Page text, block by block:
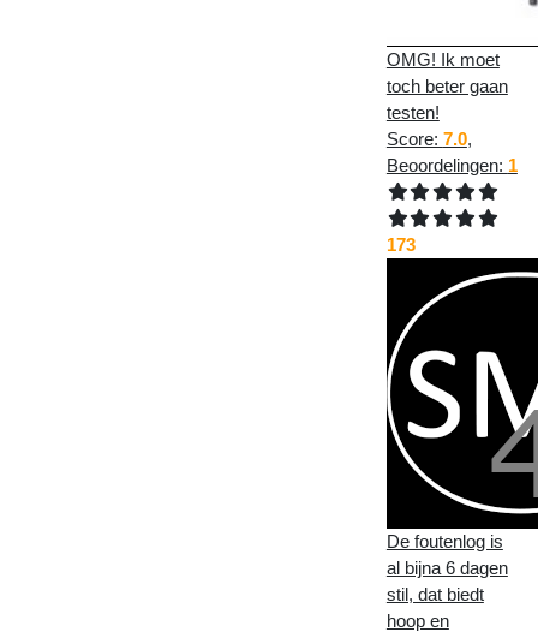
OMG! Ik moet
toch beter gaan
testen!
Score: 7.0,
Beoordelingen: 1
173
De foutenlog is
al bijna 6 dagen
stil, dat biedt
hoop en